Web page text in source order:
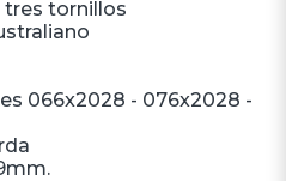
tres tornillos
066x2028 - 076x2028 -